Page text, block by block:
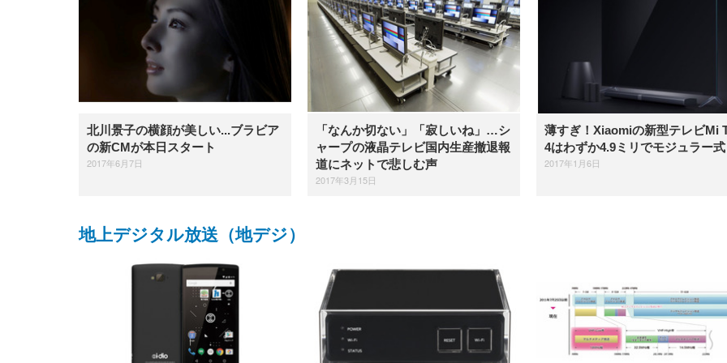
北川景子の横顔が美しい...ブラビア
の新CMが本日スタート
2017年6月7日
「なんか切ない」「寂しいね」…シ
ャープの液晶テレビ国内生産撤退報
道にネットで悲しむ声
2017年3月15日
薄すぎ！Xiaomiの新型テレビMi
4はわずか4.9ミリでモジュラー式
2017年1月6日
地上デジタル放送（地デジ）